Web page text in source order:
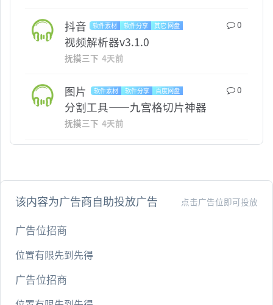
软件素材 软件分享 其它 网盘 0
抖音
视频解析器v3.1.0
抚摸三下 4天前
软件素材 软件分享 百度网盘 0
图片
分割工具——九宫格切片神器
抚摸三下 4天前
该内容为广告商自助投放广告 点击广告位即可投放
广告位招商
位置有限先到先得
广告位招商